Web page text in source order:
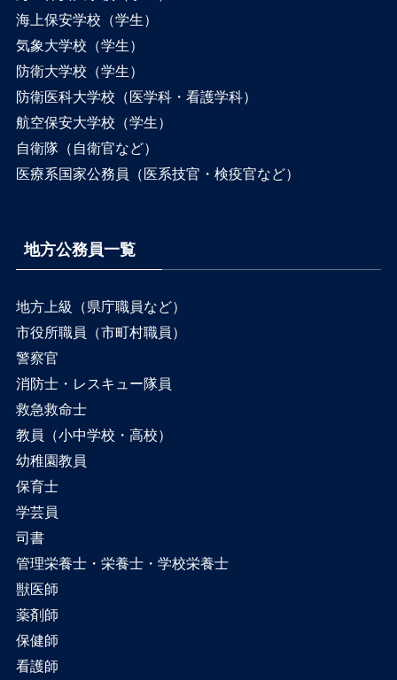
海上保安学校（学生）
気象大学校（学生）
防衛大学校（学生）
防衛医科大学校（医学科・看護学科）
航空保安大学校（学生）
自衛隊（自衛官など）
医療系国家公務員（医系技官・検疫官など）
地方公務員一覧
地方上級（県庁職員など）
市役所職員（市町村職員）
警察官
消防士・レスキュー隊員
救急救命士
教員（小中学校・高校）
幼稚園教員
保育士
学芸員
司書
管理栄養士・栄養士・学校栄養士
獣医師
薬剤師
保健師
看護師